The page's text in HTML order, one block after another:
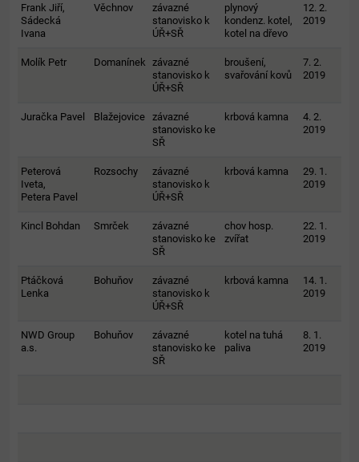
Frank Jiří,
Sádecká
Ivana
Věchnov
závazné
stanovisko k
ÚŘ+SŘ
plynový
kondenz. kotel,
kotel na dřevo
12. 2.
2019
Molík Petr Domanínek závazné
stanovisko k
ÚŘ+SŘ
broušení,
svařování kovů
7. 2.
2019
Juračka Pavel Blažejovice závazné
stanovisko ke
SŘ
krbová kamna
4. 2.
2019
Peterová
Iveta,
Petera Pavel
Rozsochy
závazné
stanovisko k
ÚŘ+SŘ
krbová kamna
29. 1.
2019
Kincl Bohdan Smrček
závazné
stanovisko ke
SŘ
chov hosp.
zvířat
22. 1.
2019
Ptáčková
Lenka
Bohuňov
závazné
stanovisko k
ÚŘ+SŘ
krbová kamna
14. 1.
2019
NWD Group
a.s.
Bohuňov
závazné
stanovisko ke
SŘ
kotel na tuhá
paliva
8. 1.
2019